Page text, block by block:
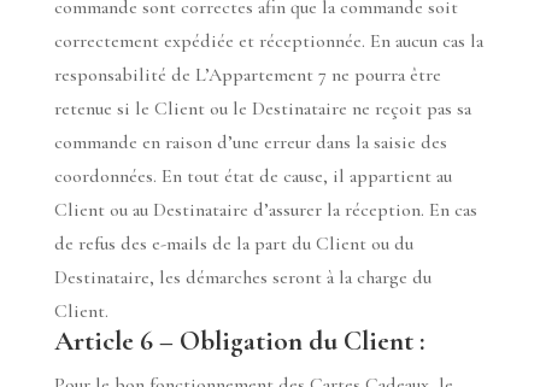
commande sont correctes afin que la commande soit
correctement expédiée et réceptionnée. En aucun cas la
responsabilité de L’Appartement 7 ne pourra être
retenue si le Client ou le Destinataire ne reçoit pas sa
commande en raison d’une erreur dans la saisie des
coordonnées. En tout état de cause, il appartient au
Client ou au Destinataire d’assurer la réception. En cas
de refus des e-mails de la part du Client ou du
Destinataire, les démarches seront à la charge du
Client.
Article 6 – Obligation du Client :